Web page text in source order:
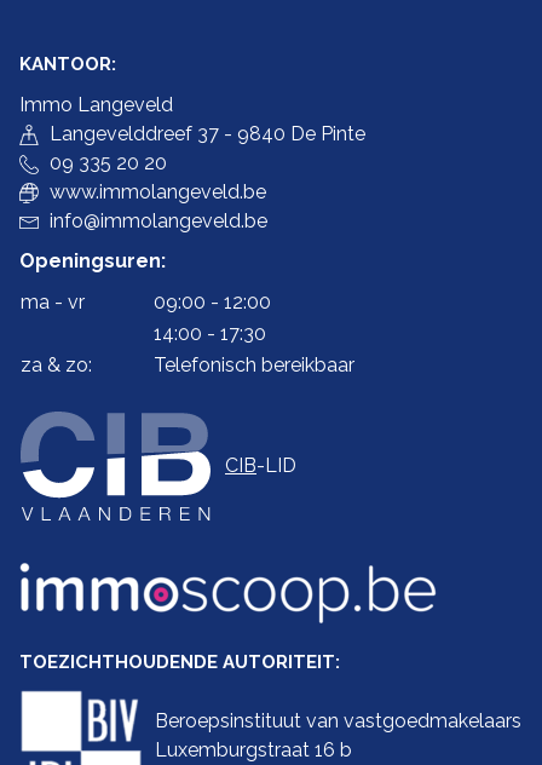
KANTOOR:
Immo Langeveld
Langevelddreef 37 - 9840 De Pinte
09 335 20 20
www.immolangeveld.be
info@immolangeveld.be
Openingsuren:
ma - vr
09:00 - 12:00
14:00 - 17:30
za & zo:
Telefonisch bereikbaar
CIB-LID
TOEZICHTHOUDENDE AUTORITEIT:
Beroepsinstituut van vastgoedmakelaars
Luxemburgstraat 16 b